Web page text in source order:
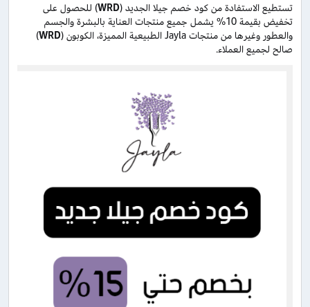
تستطيع الاستفادة من كود خصم جيلا الجديد (WRD) للحصول على
تخفيض بقيمة 10% يشمل جميع منتجات العناية بالبشرة والجسم
والعطور وغيرها من منتجات Jayla الطبيعية المميزة، الكوبون (
WRD
)
صالح لجميع العملاء.